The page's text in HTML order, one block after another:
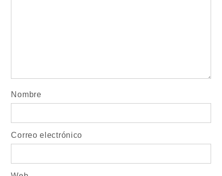
Nombre
Correo electrónico